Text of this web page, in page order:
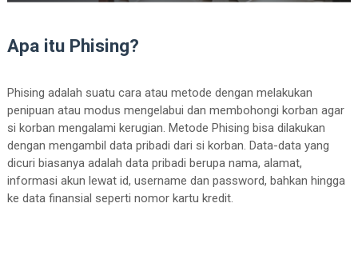
Apa itu Phising?
Phising adalah suatu cara atau metode dengan melakukan
penipuan atau modus mengelabui dan membohongi korban agar
si korban mengalami kerugian. Metode Phising bisa dilakukan
dengan mengambil data pribadi dari si korban. Data-data yang
dicuri biasanya adalah data pribadi berupa nama, alamat,
informasi akun lewat id, username dan password, bahkan hingga
ke data finansial seperti nomor kartu kredit.